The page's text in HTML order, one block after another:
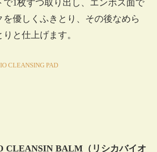
で1枚ずつ取り出し、エンボス面で
優しくふきとり、その後なめら
と仕上げます。
CLEANSING PAD
CLEANSIN BALM（リシカバイオ